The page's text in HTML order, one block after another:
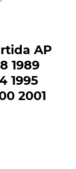
AP
1989
1995
2001